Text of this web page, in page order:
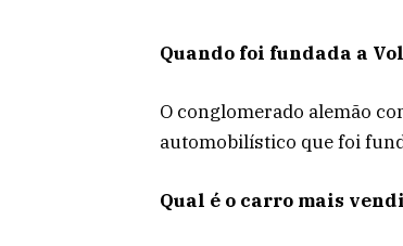
Quando foi fundada a
O conglomerado alemão
automobilístico que foi
Qual é o carro mais